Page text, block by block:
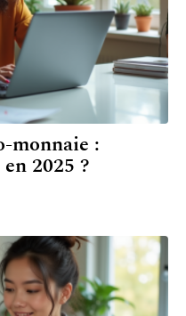
monnaie :
2025 ?